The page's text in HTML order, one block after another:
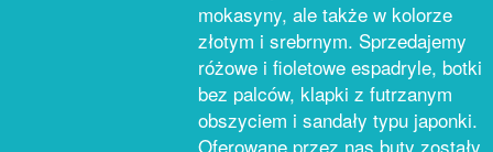
mokasyny, ale także w kolorze
złotym i srebrnym. Sprzedajemy
różowe i fioletowe espadryle, botki
bez palców, klapki z futrzanym
obszyciem i sandały typu japonki.
Oferowane przez nas buty zostały